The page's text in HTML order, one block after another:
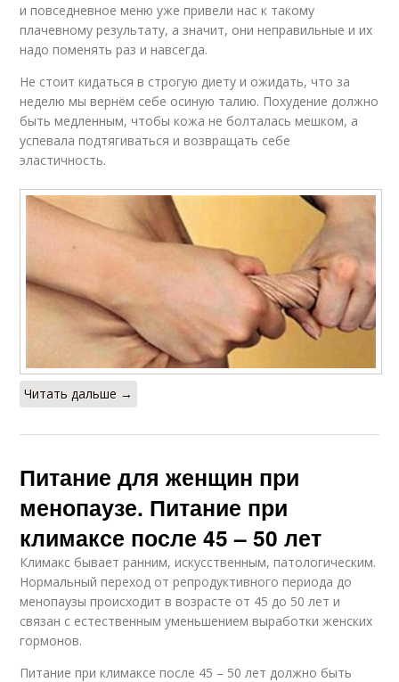
Диета по певзнеру
Послеоперационная
Диета из каш Диета на кашах
Кашная диета Диета на гречке
Диеты на гречке Овсяная диета
Диета от мэри
Диета на месяц
Немецкая диета Диеты для похудения
и повседневное меню уже привели нас к такому
плачевному результату, а значит, они неправильные и их
надо поменять раз и навсегда.
Не стоит кидаться в строгую диету и ожидать, что за
неделю мы вернём себе осиную талию. Похудение должно
быть медленным, чтобы кожа не болталась мешком, а
успевала подтягиваться и возвращать себе
эластичность.
Читать дальше →
Питание для женщин при
менопаузе. Питание при
климаксе после 45 – 50 лет
Климакс бывает ранним, искусственным, патологическим.
Нормальный переход от репродуктивного периода до
менопаузы происходит в возрасте от 45 до 50 лет и
связан с естественным уменьшением выработки женских
гормонов.
Питание при климаксе после 45 – 50 лет должно быть